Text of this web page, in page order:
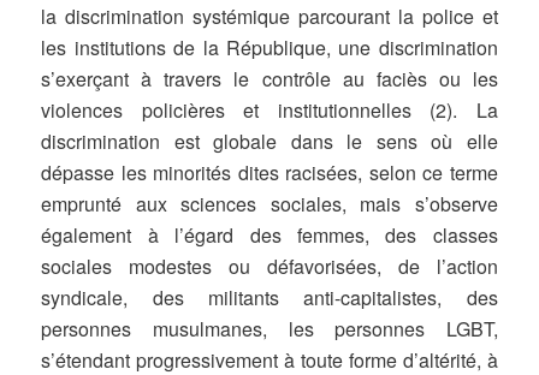
la discrimination systémique parcourant la police et
les institutions de la République, une discrimination
s’exerçant à travers le contrôle au faciès ou les
violences policières et institutionnelles (2). La
discrimination est globale dans le sens où elle
dépasse les minorités dites racisées, selon ce terme
emprunté aux sciences sociales, mais s’observe
également à l’égard des femmes, des classes
sociales modestes ou défavorisées, de l’action
syndicale, des militants anti-capitalistes, des
personnes musulmanes, les personnes LGBT,
s’étendant progressivement à toute forme d’altérité, à